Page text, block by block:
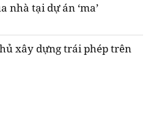
nhà tại dự án ‘ma’
xây dựng trái phép trên